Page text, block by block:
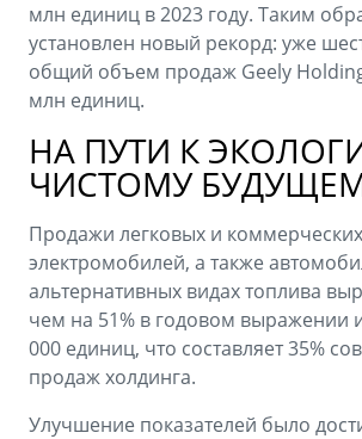
млн единиц в 2023 году. Таким
установлен новый рекорд: уже
общий объем продаж Geely
млн единиц.
НА ПУТИ К
ЧИСТОМУ
Продажи легковых и коммерческих
электромобилей, а также
альтернативных видах топлива
чем на 51% в годовом выражении
000 единиц, что составляет 35%
продаж холдинга.
Улучшение показателей было